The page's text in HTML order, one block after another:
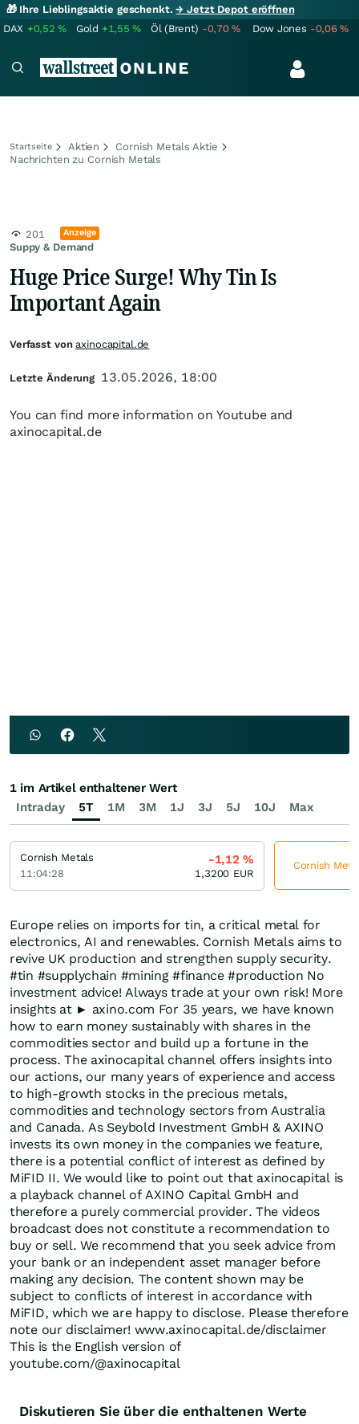
🎁 Ihre Lieblingsaktie geschenkt.→ Jetzt Depot eröffnen
DAX +0,52% Gold +1,55% Öl (Brent) -0,70% Dow Jones -0,06%
Startseite Aktien
Cornish Metals Aktie
Nachrichten zu Cornish Metals
Suppy & Demand
201 Anzeige
Huge Price Surge! Why Tin Is
Important Again
You can find more information on Youtube and
axinocapital.de
Europe relies on imports for tin, a critical metal for
electronics, AI and renewables. Cornish Metals aims to
revive UK production and strengthen supply security.
#tin #supplychain #mining #finance #production No
investment advice! Always trade at your own risk! More
insights at ► axino.com For 35 years, we have known
how to earn money sustainably with shares in the
commodities sector and build up a fortune in the
process. The axinocapital channel offers insights into
our actions, our many years of experience and access
to high-growth stocks in the precious metals,
commodities and technology sectors from Australia
and Canada. As Seybold Investment GmbH & AXINO
invests its own money in the companies we feature,
there is a potential conflict of interest as defined by
MiFID II. We would like to point out that axinocapital is
a playback channel of AXINO Capital GmbH and
therefore a purely commercial provider. The videos
broadcast does not constitute a recommendation to
buy or sell. We recommend that you seek advice from
your bank or an independent asset manager before
making any decision. The content shown may be
subject to conflicts of interest in accordance with
MiFID, which we are happy to disclose. Please therefore
note our disclaimer! www.axinocapital.de/disclaimer
This is the English version of
youtube.com/@axinocapital
Diskutieren Sie über die enthaltenen Werte
Verfasst vonaxinocapital.de
Letzte Änderung 13.05.2026, 18:00
Intraday 5T 1M 3M 1J 3J 5J 10J Max
1 im Artikel enthaltener Wert
Cornish Metals
11:04:28
-1,12%
1,3200 EUR
Cornish